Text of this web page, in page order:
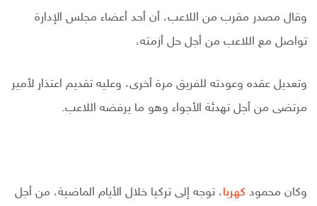
وقال مصدر مقرب من اللاعب، أن أحد أعضاء مجلس الإدارة
تواصل مع اللاعب من أجل حل أزمته،
وتعديل عقده وعودته للفريق مرة أخرى، وعليه تقديم اعتذار لأمير
مرتضى من أجل تهدئة الأجواء وهو ما يرفضه اللاعب.
وكان محمود كهربا، توجه إلى تركيا خلال الأيام الماضية، من أجل